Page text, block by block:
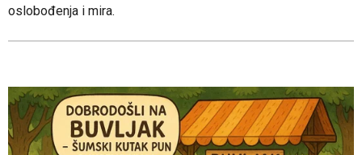
oslobođenja i mira.